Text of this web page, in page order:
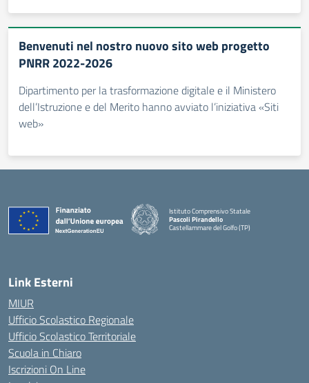
Benvenuti nel nostro nuovo sito web progetto
PNRR 2022-2026
Dipartimento per la trasformazione digitale e il Ministero
dell’Istruzione e del Merito hanno avviato l’iniziativa «Siti
web»
Istituto Comprensivo Statale
Pascoli Pirandello
Castellammare del Golfo (TP)
Link Esterni
MIUR
Ufficio Scolastico Regionale
Ufficio Scolastico Territoriale
Scuola in Chiaro
Iscrizioni On Line